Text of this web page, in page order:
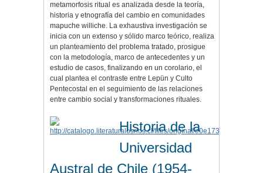
metamorfosis ritual es analizada desde la teoría,
historia y etnografía del cambio en comunidades
mapuche williche. La exhaustiva investigación se
inicia con un extenso y sólido marco teórico, realiza
un planteamiento del problema tratado, prosigue
con la metodología, marco de antecedentes y un
estudio de casos, finalizando en un corolario, el
cual plantea el contraste entre Lepün y Culto
Pentecostal en el seguimiento de las relaciones
entre cambio social y transformaciones rituales.
Historia de la
Universidad
Austral de Chile (1954-